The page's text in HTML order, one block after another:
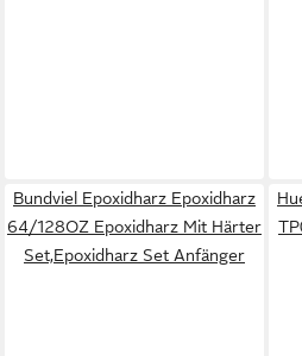
Bundviel Epoxidharz Epoxidharz
64/128OZ Epoxidharz Mit Härter
Set,Epoxidharz Set Anfänger